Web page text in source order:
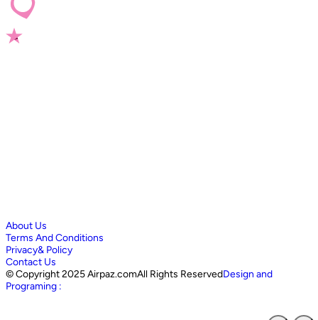
About Us
Terms And Conditions
Privacy& Policy
Contact Us
©Copyright 2025 Airpaz.comAll Rights ReservedDesign and
Programing :